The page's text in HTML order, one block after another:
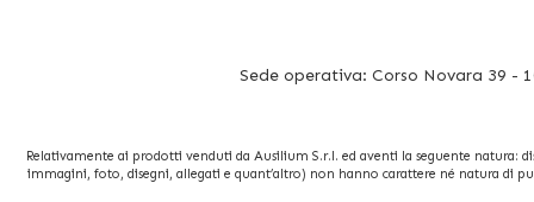
Sede operativa: Corso Novara 39 -
Relativamente ai prodotti venduti da Ausilium S.r.l. ed aventi la seguente
immagini, foto, disegni, allegati e quant’altro) non hanno carattere né natura di